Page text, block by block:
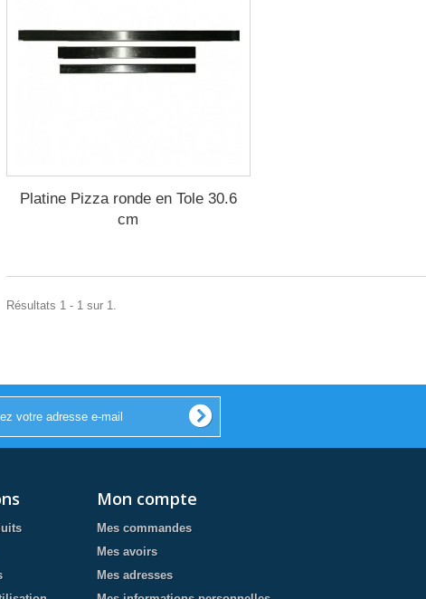
Platine Pizza ronde en Tole 30.6
cm
Résultats 1 - 1 sur 1.
Mon compte
Mes commandes
Mes avoirs
Mes adresses